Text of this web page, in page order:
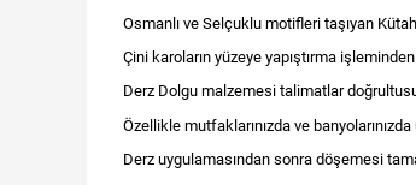
Osmanlı ve Selçuklu motifleri taşıyan
Çini karoların yüzeye yapıştırma
Derz Dolgu malzemesi talimatlar
Özellikle mutfaklarınızda ve
Derz uygulamasından sonra döşemesi